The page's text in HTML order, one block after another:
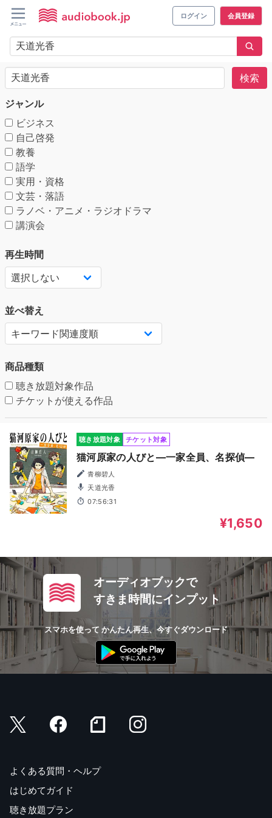
ログイン 会員登録
検索
ジャンル
ビジネス
自己啓発
教養
語学
実用・資格
文芸・落語
ラノベ・アニメ・ラジオドラマ
講演会
再生時間
並べ替え
商品種類
聴き放題対象作品
チケットが使える作品
聴き放題対象 チケット対象
猫河原家の人びと―一家全員、名探偵―
青柳碧人
天道光香
07:56:31
¥1,650
オーディオブックで
すきま時間にインプット
スマホを使って かんたん再生、今すぐダウンロード
よくある質問・ヘルプ
はじめてガイド
聴き放題プラン